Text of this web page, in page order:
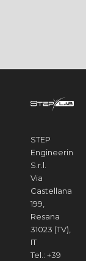
STEP
Engineering
S.r.l.
Via
Castellana
199,
Resana
31023 (TV),
IT
Tel.: +39